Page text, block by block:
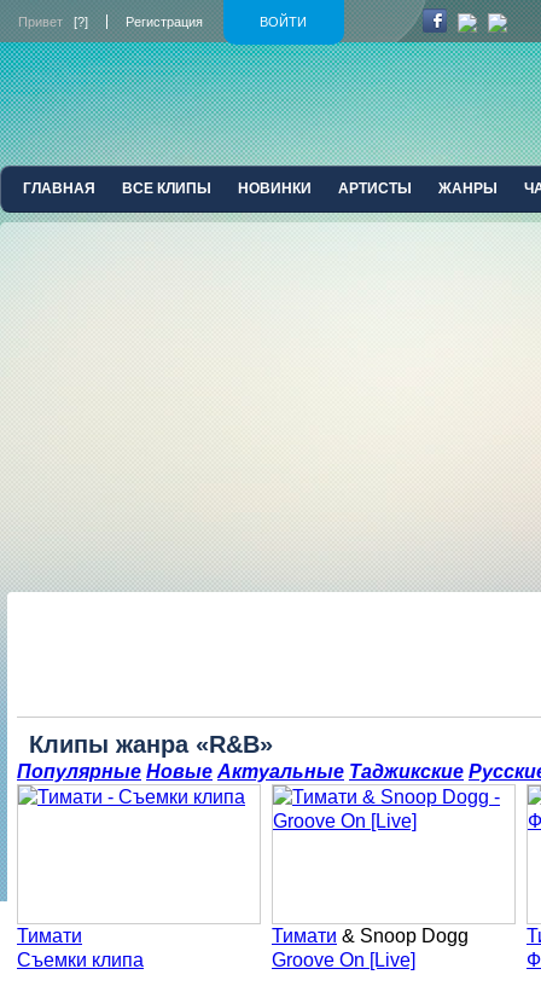
ВОЙТИ
Привет [?] Регистрация
ГЛАВНАЯ ВСЕ КЛИПЫ НОВИНКИ АРТИСТЫ ЖАНРЫ
Клипы жанра «R&B»
Популярные Новые Актуальные Таджикские
Тимати
Съемки клипа
Тимати & Snoop Dogg
Groove On [Live]